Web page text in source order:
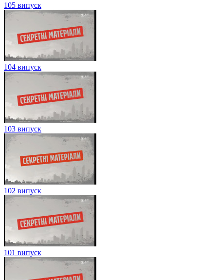
105 випуск
104 випуск
103 випуск
102 випуск
101 випуск